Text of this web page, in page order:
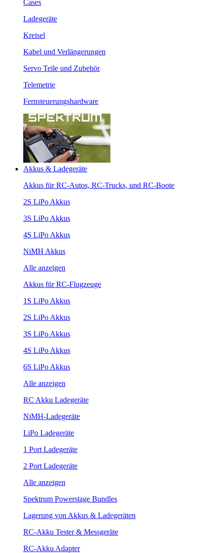
Cases
Ladegeräte
Kreisel
Kabel und Verlängerungen
Servo Teile und Zubehör
Telemetrie
Fernsteuerungshardware
Akkus & Ladegeräte
Akkus für RC-Autos, RC-Trucks, und RC-Boote
2S LiPo Akkus
3S LiPo Akkus
4S LiPo Akkus
NiMH Akkus
Alle anzeigen
Akkus für RC-Flugzeuge
1S LiPo Akkus
2S LiPo Akkus
3S LiPo Akkus
4S LiPo Akkus
6S LiPo Akkus
Alle anzeigen
RC Akku Ladegeräte
NiMH-Ladegeräte
LiPo Ladegeräte
1 Port Ladegeräte
2 Port Ladegeräte
Alle anzeigen
Spektrum Powerstage Bundles
Lagerung von Akkus & Ladegeräten
RC-Akku Tester & Messgeräte
RC-Akku Adapter